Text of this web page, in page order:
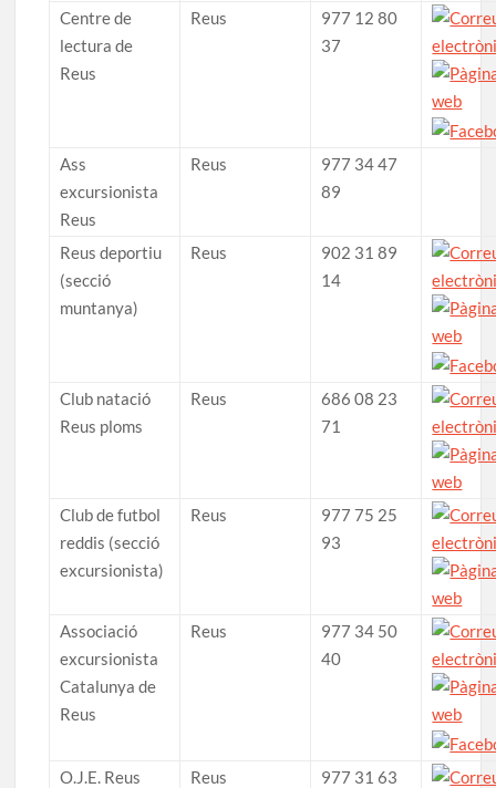
Centre de
lectura de
Reus
Reus
977 12 80
37
Ass
excursionista
Reus
Reus
977 34 47
89
Reus deportiu
(secció
muntanya)
Reus
902 31 89
14
Club natació
Reus ploms
Reus
686 08 23
71
Club de futbol
reddis (secció
excursionista)
Reus
977 75 25
93
Associació
excursionista
Catalunya de
Reus
Reus
977 34 50
40
O.J.E. Reus Reus
977 31 63